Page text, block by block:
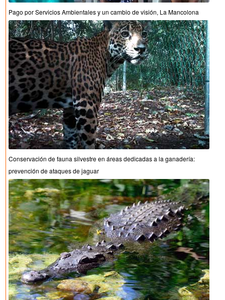
Pago por Servicios Ambientales y un cambio de visión, La Mancolona
Conservación de fauna silvestre en áreas dedicadas a la ganadería:
prevención de ataques de jaguar